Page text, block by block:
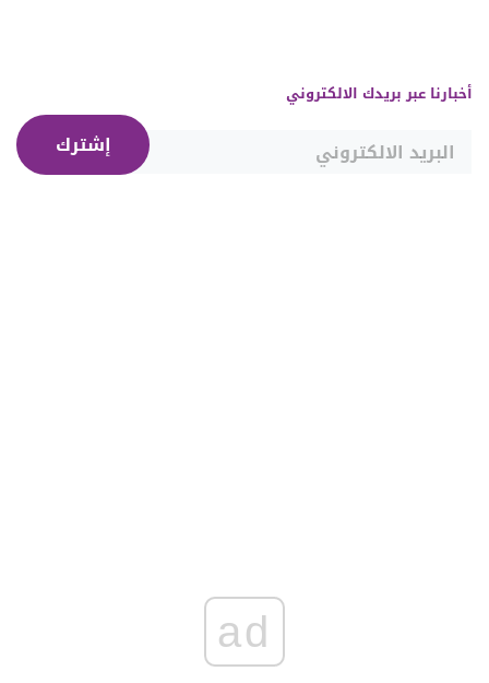
أخبارنا عبر بريدك الالكتروني
إشترك
ad